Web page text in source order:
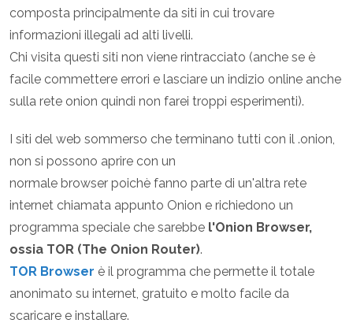
composta principalmente da siti in cui trovare
informazioni illegali ad alti livelli.
Chi visita questi siti non viene rintracciato (anche se è
facile commettere errori e lasciare un indizio online anche
sulla rete onion quindi non farei troppi esperimenti).
I siti del web sommerso che terminano tutti con il .onion,
non si possono aprire con un
normale browser poichè fanno parte di un'altra rete
internet chiamata appunto Onion e richiedono un
programma speciale che sarebbe l'Onion Browser,
ossia TOR (The Onion Router).
TOR Browser è il programma che permette il totale
anonimato su internet, gratuito e molto facile da
scaricare e installare.